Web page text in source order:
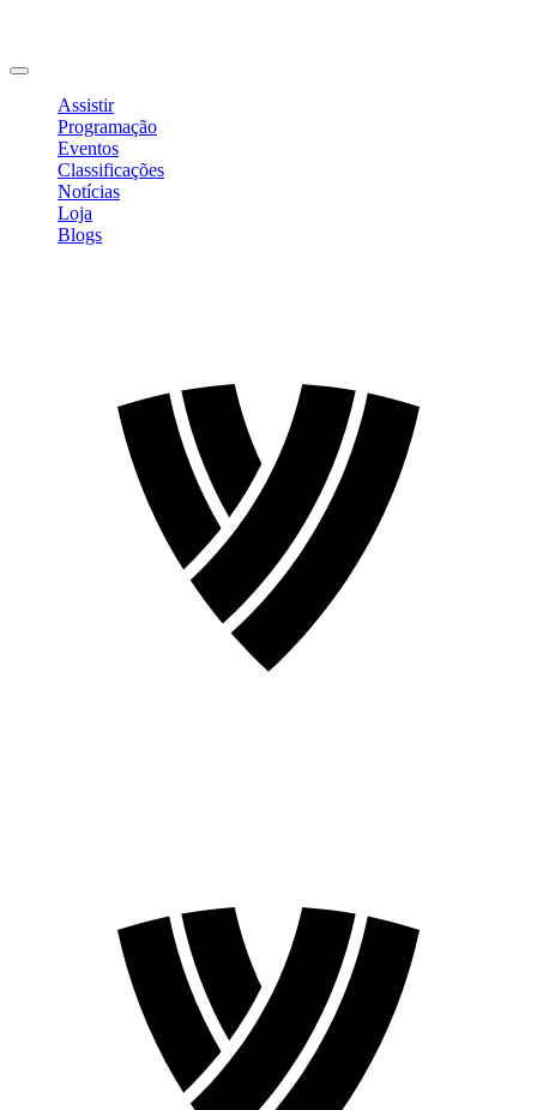
Assistir
Programação
Eventos
Classificações
Notícias
Loja
Blogs